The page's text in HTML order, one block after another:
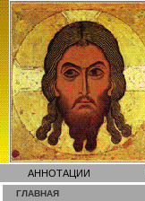
АННОТАЦИИ
ГЛАВНАЯ